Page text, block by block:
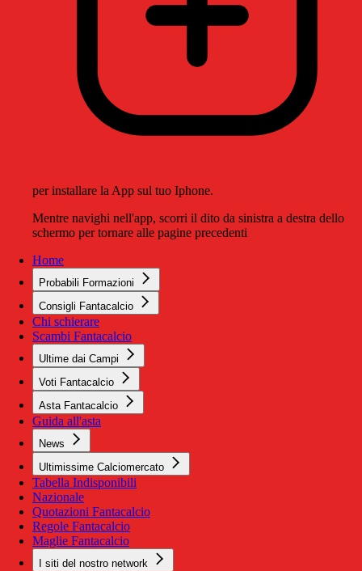
per installare la App sul tuo Iphone.
Mentre navighi nell'app, scorri il dito da sinistra a destra dello
schermo per tornare alle pagine precedenti
Home
Probabili Formazioni
Consigli Fantacalcio
Chi schierare
Scambi Fantacalcio
Ultime dai Campi
Voti Fantacalcio
Asta Fantacalcio
Guida all'asta
News
Ultimissime Calciomercato
Tabella Indisponibili
Nazionale
Quotazioni Fantacalcio
Regole Fantacalcio
Maglie Fantacalcio
I siti del nostro network